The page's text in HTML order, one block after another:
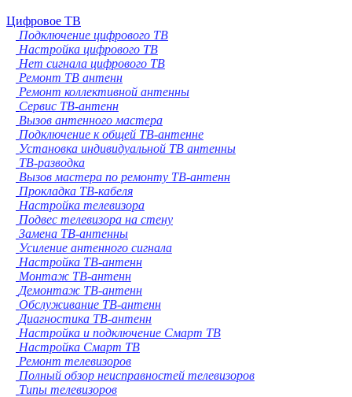
Цифровое ТВ
Подключение цифрового ТВ
Настройка цифрового ТВ
Нет сигнала цифрового ТВ
Ремонт ТВ антенн
Ремонт коллективной антенны
Сервис ТВ-антенн
Вызов антенного мастера
Подключение к общей ТВ-антенне
Установка индивидуальной ТВ антенны
ТВ-разводка
Вызов мастера по ремонту ТВ-антенн
Прокладка ТВ-кабеля
Настройка телевизора
Подвес телевизора на стену
Замена ТВ-антенны
Усиление антенного сигнала
Настройка ТВ-антенн
Монтаж ТВ-антенн
Демонтаж ТВ-антенн
Обслуживание ТВ-антенн
Диагностика ТВ-антенн
Настройка и подключение Смарт ТВ
Настройка Смарт ТВ
Ремонт телевизоров
Полный обзор неисправностей телевизоров
Типы телевизоров